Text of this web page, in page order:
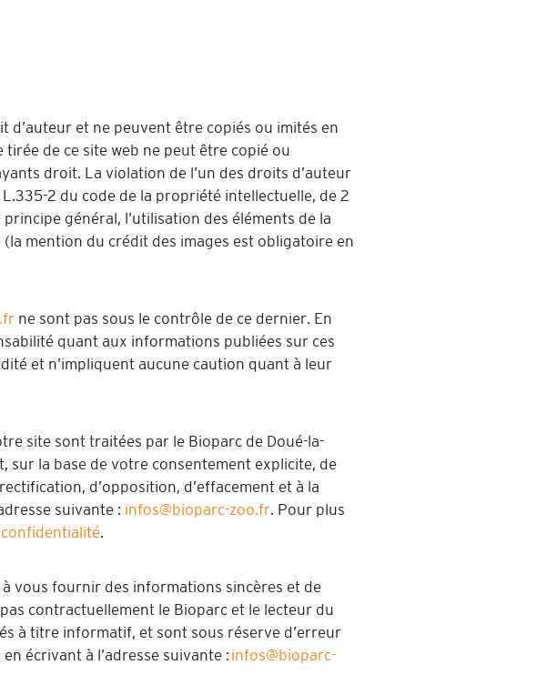
d’auteur et ne peuvent être copiés ou imités en
de ce site web ne peut être copié ou
droit. La violation de l’un des droits d’auteur
2 du code de la propriété intellectuelle, de 2
général, l’utilisation des éléments de la
mention du crédit des images est obligatoire en
ne sont pas sous le contrôle de ce dernier. En
quant aux informations publiées sur ces
et n’impliquent aucune caution quant à leur
site sont traitées par le Bioparc de Doué-la-
sur la base de votre consentement explicite, de
d’opposition, d’effacement et à la
suivante : infos@bioparc-zoo.fr. Pour plus
.
à vous fournir des informations sincères et de
contractuellement le Bioparc et le lecteur du
à titre informatif, et sont sous réserve d’erreur
écrivant à l’adresse suivante : infos@bioparc-